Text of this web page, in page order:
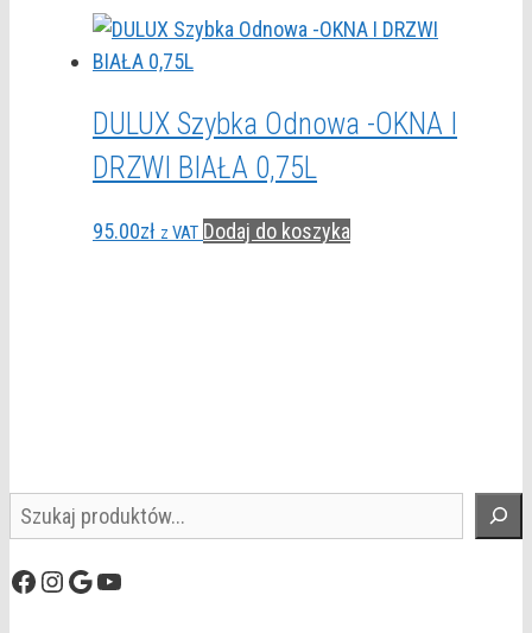
DULUX Szybka Odnowa -OKNA I
DRZWI BIAŁA 0,75L
95.00zł z VAT Dodaj do koszyka
Szukaj
Facebook
Instagram
GoogleYouTube